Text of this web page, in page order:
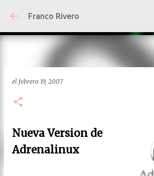
Ir al contenido principal
Franco Rivero
el febrero 19, 2007
Nueva Version de
Adrenalinux